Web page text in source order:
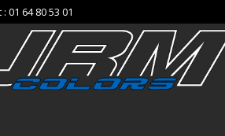
01 64 80 53 01